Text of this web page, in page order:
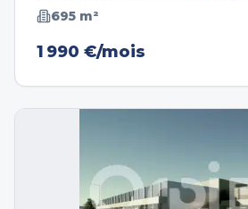
695 m²
1 990 €/mois